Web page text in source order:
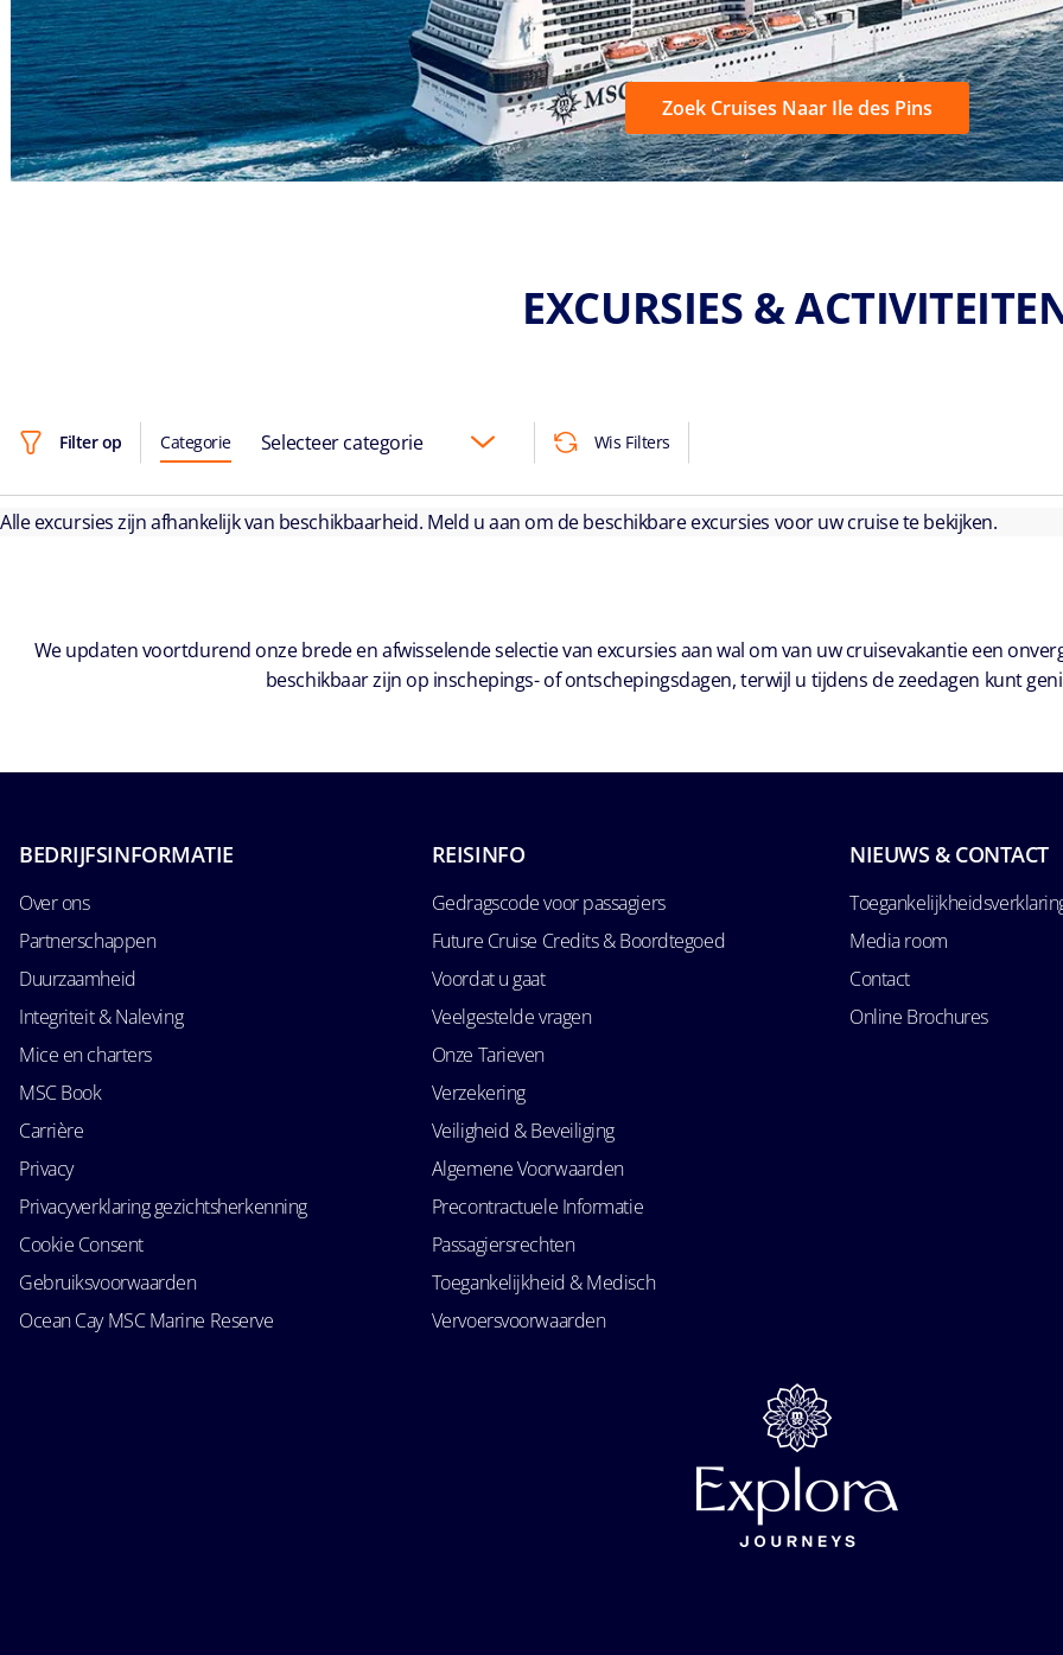
Zoek Cruises Naar Ile des Pins
EXCURSIES &
Filter op Categorie Selecteer categorie Wis Filters
Alle excursies zijn afhankelijk van beschikbaarheid. Meld u aan om de beschikbare excursies voor uw cruise te bekijken.
We updaten voortdurend onze brede en afwisselende selectie van excursies aan wal om van uw cruisevakantie een
beschikbaar zijn op inschepings- of ontschepingsdagen, terwijl u tijdens de zeedagen kunt
BEDRIJFSINFORMATIE
Over ons
Partnerschappen
Duurzaamheid
Integriteit & Naleving
Mice en charters
MSC Book
Carrière
Privacy
Privacyverklaring gezichtsherkenning
Cookie Consent
Gebruiksvoorwaarden
Ocean Cay MSC Marine Reserve
REISINFO
Gedragscode voor passagiers
Future Cruise Credits & Boordtegoed
Voordat u gaat
Veelgestelde vragen
Onze Tarieven
Verzekering
Veiligheid & Beveiliging
Algemene Voorwaarden
Precontractuele Informatie
Passagiersrechten
Toegankelijkheid & Medisch
Vervoersvoorwaarden
NIEUWS & CONTACT
Media room
Contact
Online Brochures